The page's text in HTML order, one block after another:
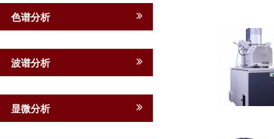
色谱分析
波谱分析
显微分析